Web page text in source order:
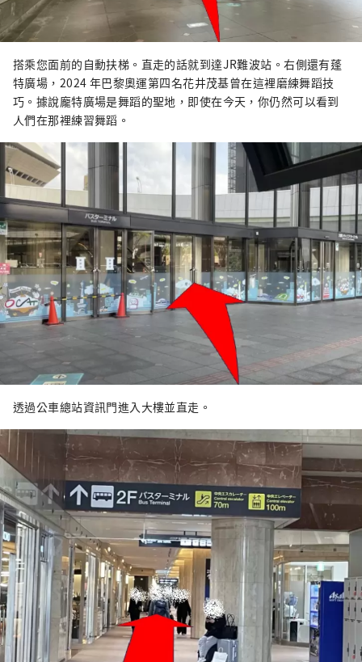
搭乘您面前的自動扶梯。直走的話就到達JR難波站。右側還有蓬
特廣場，2024 年巴黎奧運第四名花井茂基曾在這裡磨練舞蹈技
巧。據說龐特廣場是舞蹈的聖地，即使在今天，你仍然可以看到
人們在那裡練習舞蹈。
透過公車總站資訊門進入大樓並直走。